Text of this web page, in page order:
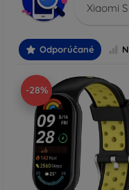
Xiaomi
Odporúčané
-28%